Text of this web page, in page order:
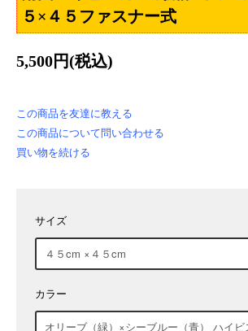
５×４５ファスナー式
5,500円(税込)
この商品を友達に教える
この商品について問い合わせる
買い物を続ける
サイズ
カラー